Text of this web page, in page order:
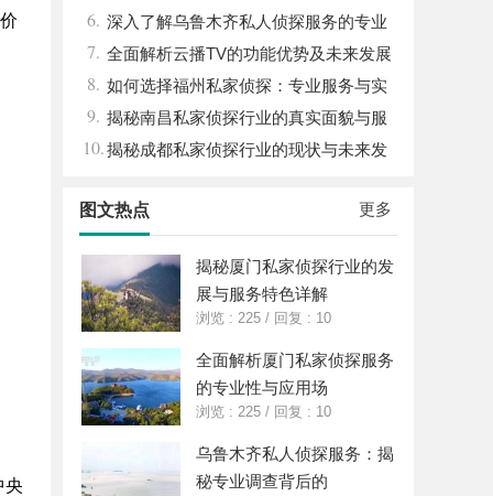
央
务价值
6. 深入了解乌鲁木齐私人侦探服务的专业
性与应用领域
7. 全面解析云播TV的功能优势及未来发展
前景
8. 如何选择福州私家侦探：专业服务与实
用指南详解
9. 揭秘南昌私家侦探行业的真实面貌与服
务价值详解
10.揭秘成都私家侦探行业的现状与未来发
更多
图文热点
揭秘厦门私家侦探行业的发
展与服务特色详解
浏览 : 225 / 回复 : 10
全面解析厦门私家侦探服务
的专业性与应用场
浏览 : 225 / 回复 : 10
乌鲁木齐私人侦探服务：揭
秘专业调查背后的